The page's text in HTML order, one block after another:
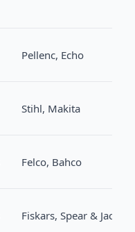
Pellenc, Echo
Stihl, Makita
Felco, Bahco
Fiskars, Spear & Jackson